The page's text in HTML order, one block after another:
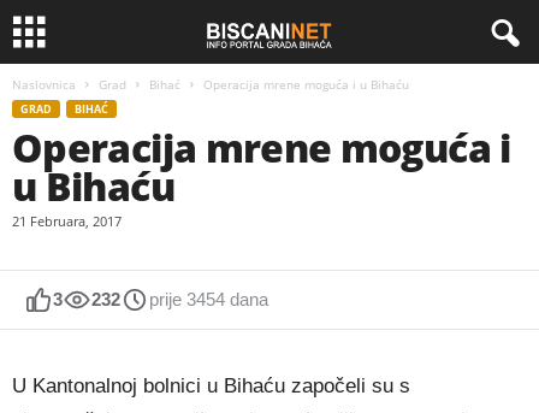
Naslovnica Grad Bihać Operacija mrene moguća i u Bihaću
GRAD BIHAĆ
Operacija mrene moguća i
u Bihaću
21 Februara, 2017
3 232 prije 3454 dana
U Kantonalnoj bolnici u Bihaću započeli su s